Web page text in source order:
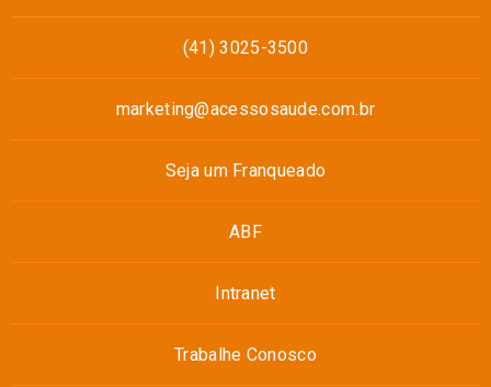
(41) 3025-3500
marketing@acessosaude.com.br
Seja um Franqueado
ABF
Intranet
Trabalhe Conosco